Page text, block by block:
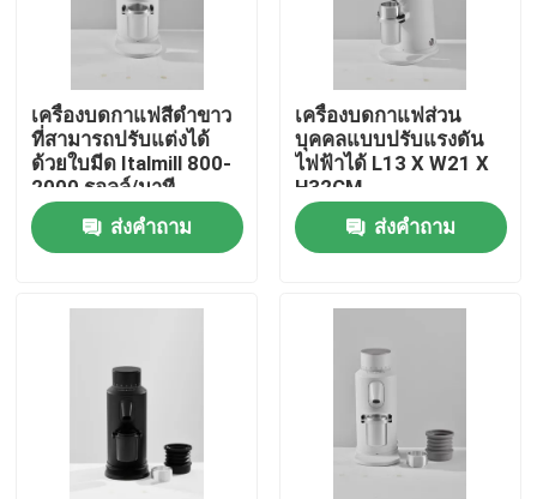
เกี่ยวกับเรา
ทัวร์โรงงาน
ควบคุมคุณภาพ
ติดต่อเรา
เครื่องบดเมล็ดกาแฟ
เครื่องบดกาแฟเสี้ยน
เครื่องบดกาแฟสีดําขาว
ที่สามารถปรับแต่งได้
ด้วยใบมีด Italmill 800-
2000 รอลล์/นาที
ส่งคำถาม
เครื่องบดกาแฟส่วน
บุคคลแบบปรับแรงดัน
ไฟฟ้าได้ L13 X W21 X
H32CM
ส่งคำถาม